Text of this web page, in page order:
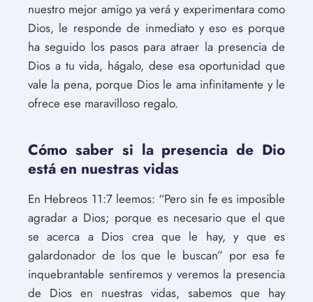
nuestro mejor amigo ya verá y experimentara como
Dios, le responde de inmediato y eso es porque
ha seguido los pasos para atraer la presencia de
Dios a tu vida, hágalo, dese esa oportunidad que
vale la pena, porque Dios le ama infinitamente y le
ofrece ese maravilloso regalo.
Cómo saber si la presencia de Dio
está en nuestras vidas
En Hebreos 11:7 leemos: “Pero sin fe es imposible
agradar a Dios; porque es necesario que el que
se acerca a Dios crea que le hay, y que es
galardonador de los que le buscan” por esa fe
inquebrantable sentiremos y veremos la presencia
de Dios en nuestras vidas, sabemos que hay